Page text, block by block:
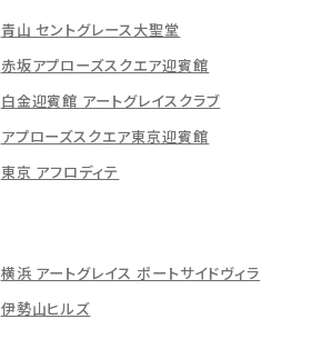
青山 セントグレース大聖堂
赤坂アプローズスクエア迎賓館
白金迎賓館 アートグレイスクラブ
アプローズスクエア東京迎賓館
東京 アフロディテ
横浜 アートグレイス ポートサイドヴィラ
伊勢山ヒルズ